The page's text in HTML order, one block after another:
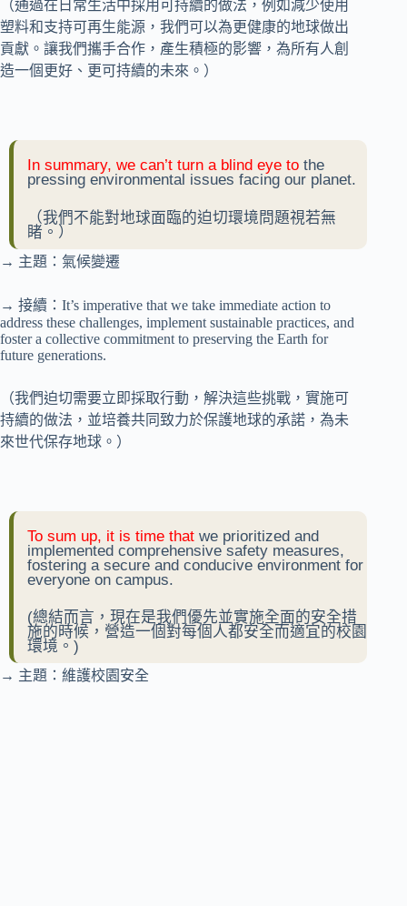
（通過在日常生活中採用可持續的做法，例如減少使用
塑料和支持可再生能源，我們可以為更健康的地球做出
貢獻。讓我們攜手合作，產生積極的影響，為所有人創
造一個更好、更可持續的未來。）
In summary, we can’t turn a blind eye to the
pressing environmental issues facing our planet.
（我們不能對地球面臨的迫切環境問題視若無
睹。）
→ 主題：氣候變遷
→ 接續：It’s imperative that we take immediate action to
address these challenges, implement sustainable practices, and
foster a collective commitment to preserving the Earth for
future generations.
（我們迫切需要立即採取行動，解決這些挑戰，實施可
持續的做法，並培養共同致力於保護地球的承諾，為未
來世代保存地球。）
To sum up, it is time that we prioritized and
implemented comprehensive safety measures,
fostering a secure and conducive environment for
everyone on campus.
(總結而言，現在是我們優先並實施全面的安全措
施的時候，營造一個對每個人都安全而適宜的校園
環境。)
→ 主題：維護校園安全